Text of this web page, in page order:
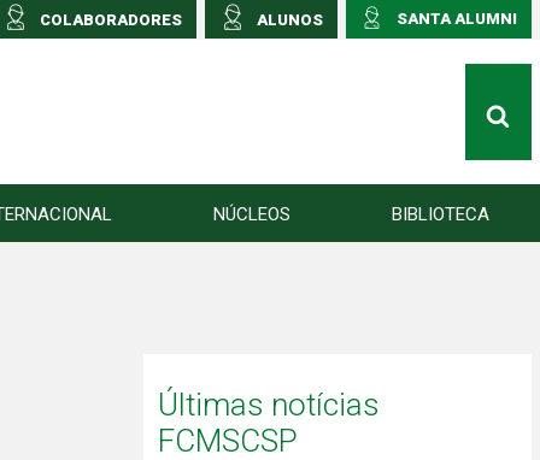
SANTA ALUMNI
ALUNOS
COLABORADORES
NÚCLEOS BIBLIOTECA
Últimas notícias
FCMSCSP